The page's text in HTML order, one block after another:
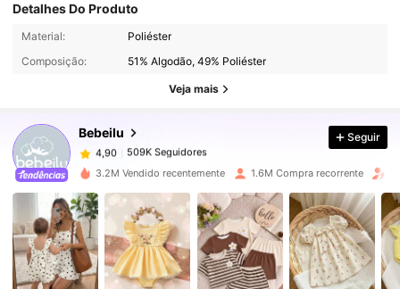
Detalhes Do Produto
Material:
Poliéster
Composição:
51% Algodão, 49% Poliéster
Veja mais
Bebeilu
509K Seguidores
4,90
509K Seguidores
f***2pago1 dia atrás
4,90 509K Seguidores
4,90 509K Seguidores
Seguir
3.2M Vendido recentemente 1.6M Compra recorrente